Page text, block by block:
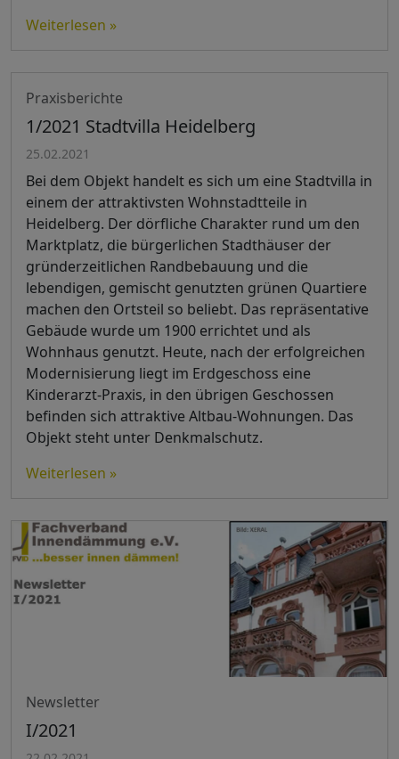
Weiterlesen »
Praxisberichte
1/2021 Stadtvilla Heidelberg
25.02.2021
Bei dem Objekt handelt es sich um eine Stadtvilla in
einem der attraktivsten Wohnstadtteile in
Heidelberg. Der dörfliche Charakter rund um den
Marktplatz, die bürgerlichen Stadthäuser der
gründerzeitlichen Randbebauung und die
lebendigen, gemischt genutzten grünen Quartiere
machen den Ortsteil so beliebt. Das repräsentative
Gebäude wurde um 1900 errichtet und als
Wohnhaus genutzt. Heute, nach der erfolgreichen
Modernisierung liegt im Erdgeschoss eine
Kinderarzt-Praxis, in den übrigen Geschossen
befinden sich attraktive Altbau-Wohnungen. Das
Objekt steht unter Denkmalschutz.
Weiterlesen »
Newsletter
I/2021